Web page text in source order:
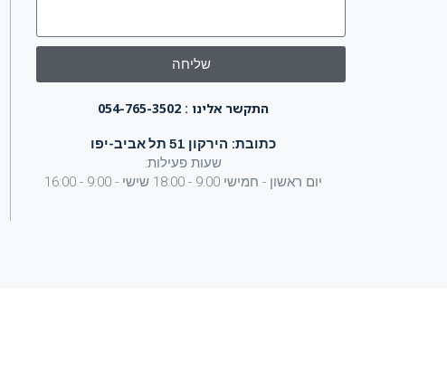
שליחה
התקשר אלינו : 054-765-3502
כתובת: הירקון 51 תל אביב-יפו
שעות פעילות:
יום ראשון - חמישי 9:00 - 18:00 שישי - 9:00 - 16:00